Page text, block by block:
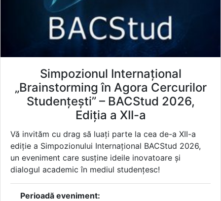
Simpozionul Internațional
„Brainstorming în Agora Cercurilor
Studențești” – BACStud 2026,
Ediția a XII-a
Vă invităm cu drag să luați parte la cea de-a XII-a
ediție a Simpozionului Internațional BACStud 2026,
un eveniment care susține ideile inovatoare și
dialogul academic în mediul studențesc!
Perioadă eveniment: